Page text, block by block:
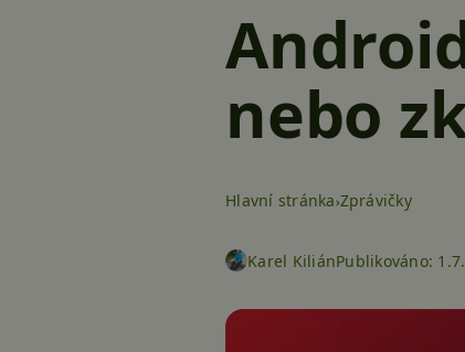
nebo
Hlavní stránka Zprávičky
Karel KiliánPublikováno: